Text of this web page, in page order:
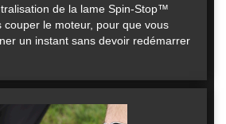
de la lame Spin-Stop™
couper le moteur, pour que vous
un instant sans devoir redémarrer